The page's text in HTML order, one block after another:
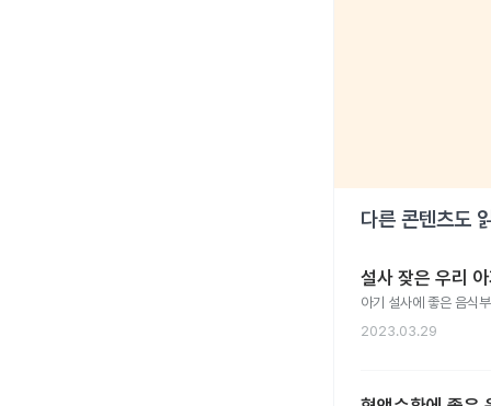
다른 콘텐츠도
설사 잦은 우리
아기 설사에 좋은 음식
2023.03.29